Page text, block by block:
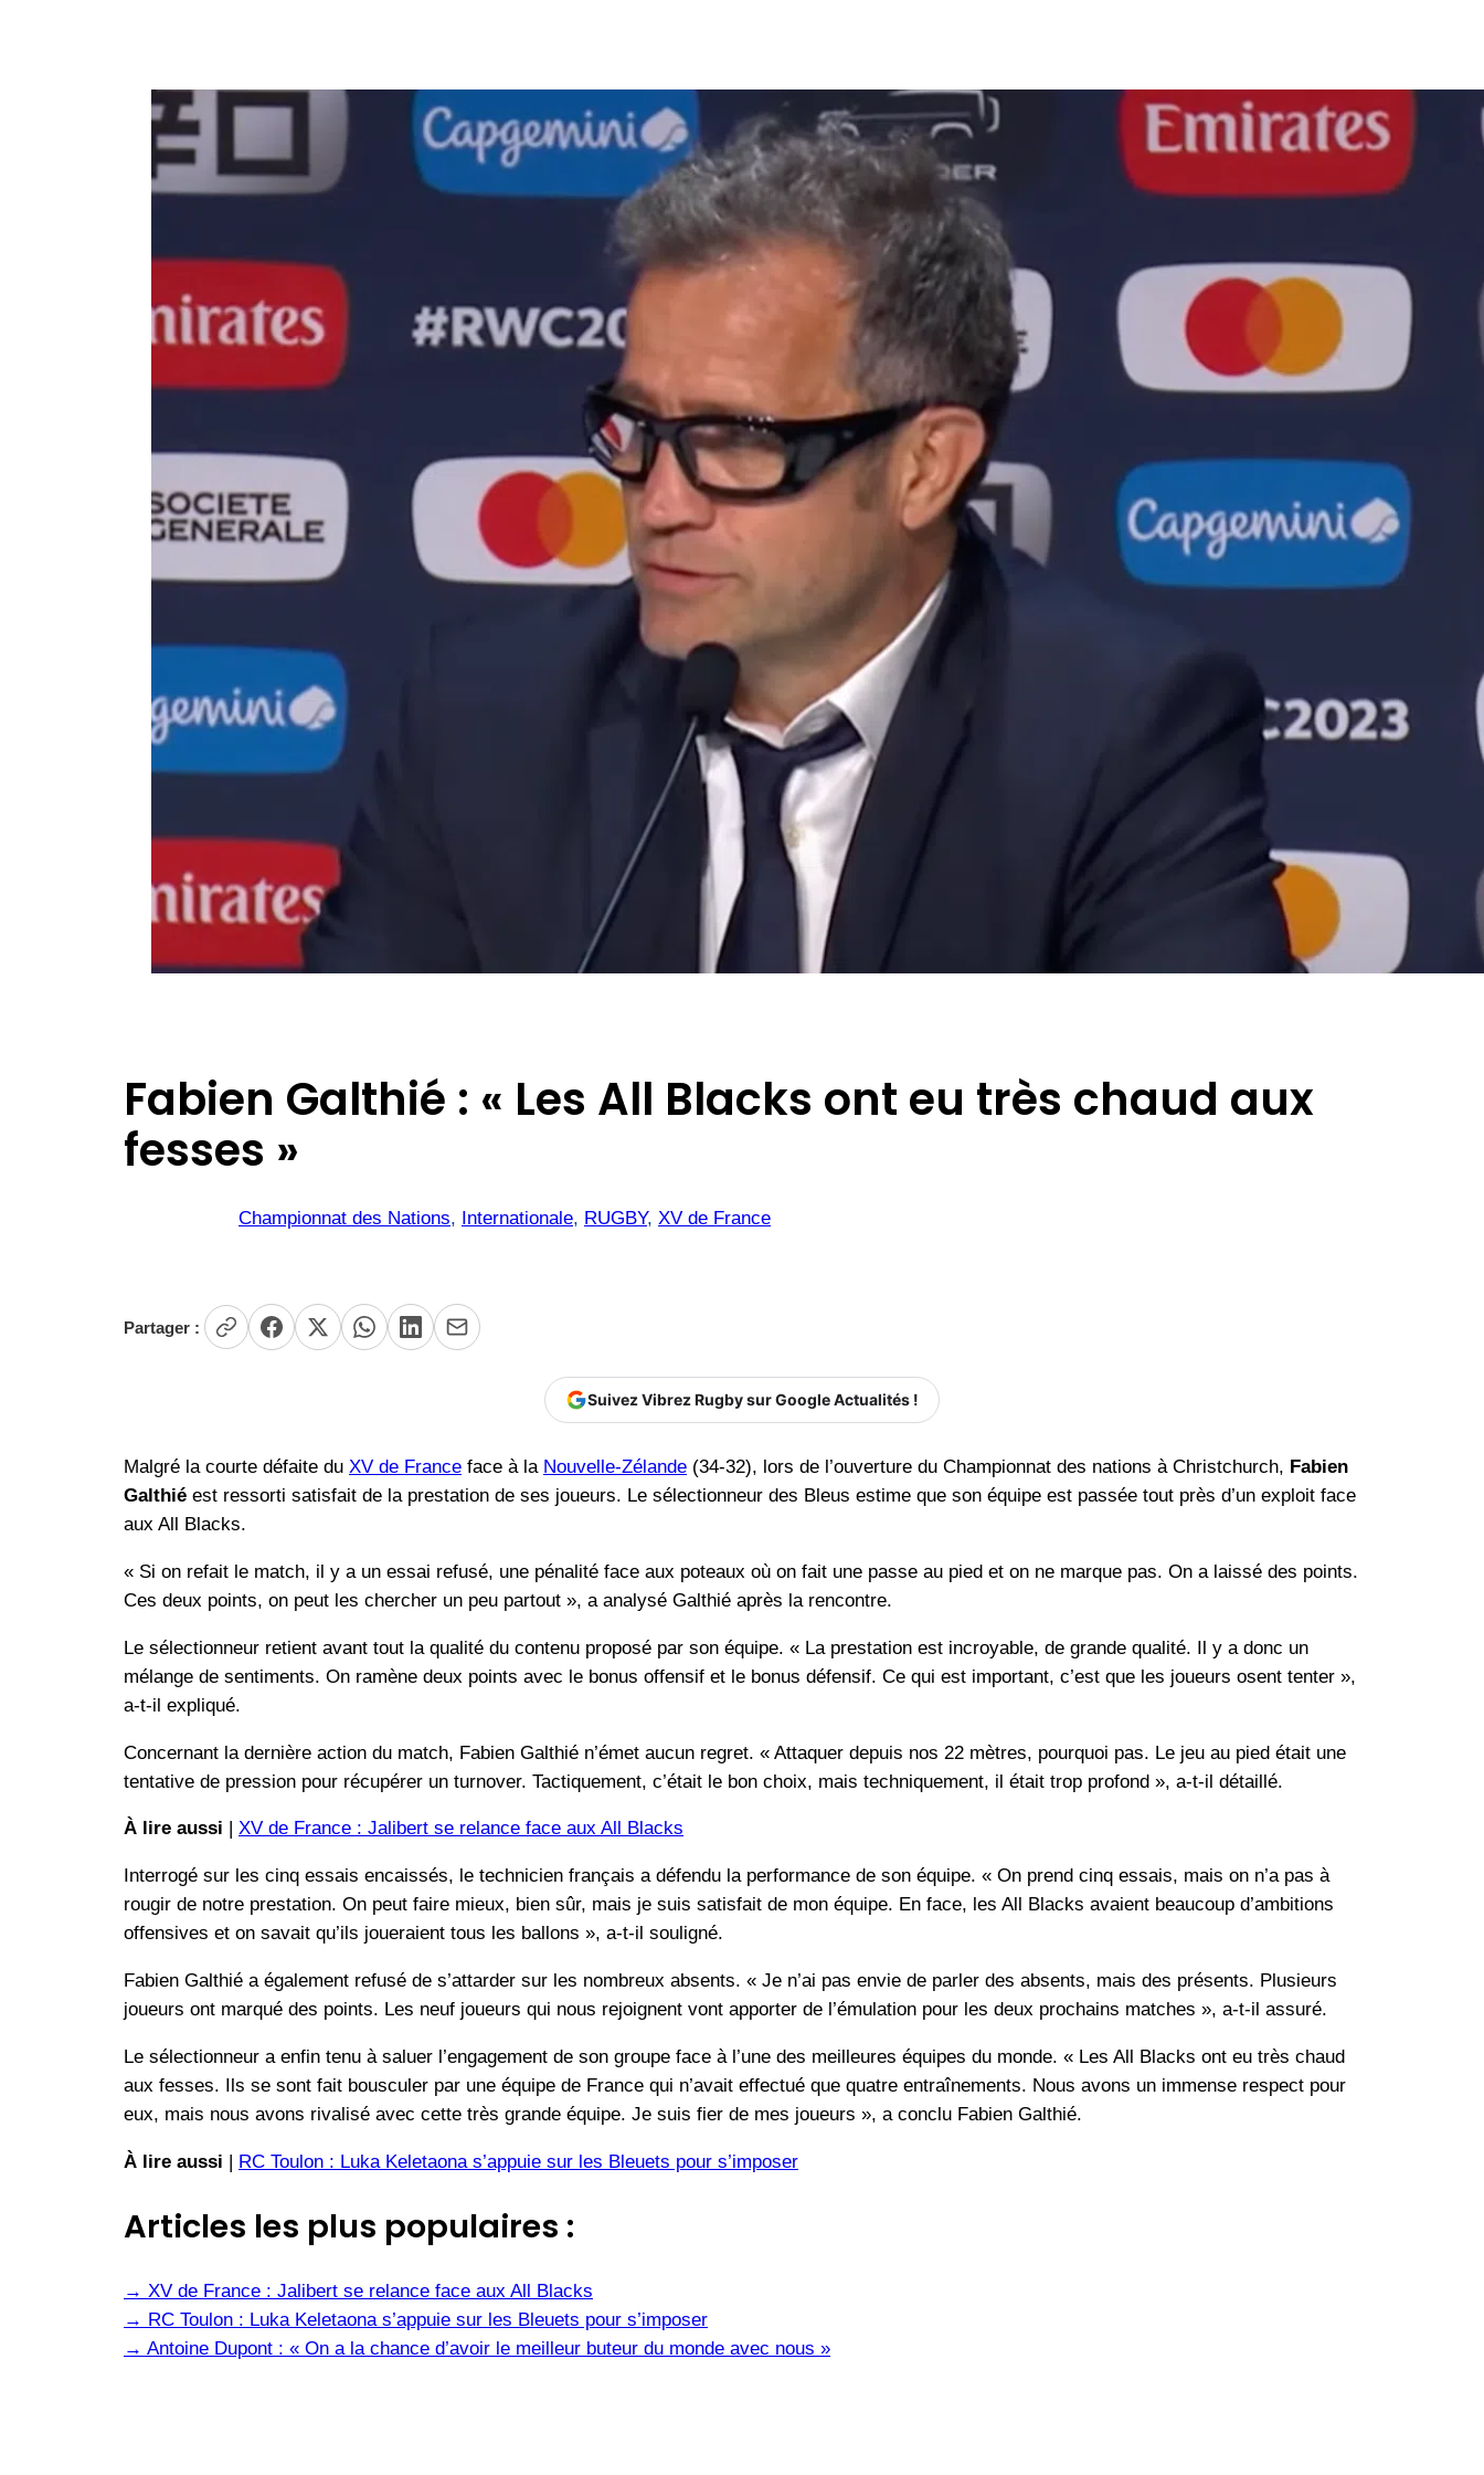
Fabien Galthié : « Les All Blacks ont eu très chaud aux
fesses »
Championnat des Nations, Internationale, RUGBY, XV de France
Partager :
Suivez Vibrez Rugby sur Google Actualités !
Malgré la courte défaite du XV de France face à la Nouvelle-Zélande (34-32), lors de l’ouverture du Championnat des nations à Christchurch, Fabien
Galthié est ressorti satisfait de la prestation de ses joueurs. Le sélectionneur des Bleus estime que son équipe est passée tout près d’un exploit face
aux All Blacks.
« Si on refait le match, il y a un essai refusé, une pénalité face aux poteaux où on fait une passe au pied et on ne marque pas. On a laissé des points.
Ces deux points, on peut les chercher un peu partout », a analysé Galthié après la rencontre.
Le sélectionneur retient avant tout la qualité du contenu proposé par son équipe. « La prestation est incroyable, de grande qualité. Il y a donc un
mélange de sentiments. On ramène deux points avec le bonus offensif et le bonus défensif. Ce qui est important, c’est que les joueurs osent tenter »,
a-t-il expliqué.
Concernant la dernière action du match, Fabien Galthié n’émet aucun regret. « Attaquer depuis nos 22 mètres, pourquoi pas. Le jeu au pied était une
tentative de pression pour récupérer un turnover. Tactiquement, c’était le bon choix, mais techniquement, il était trop profond », a-t-il détaillé.
À lire aussi XV de France : Jalibert se relance face aux All Blacks
Interrogé sur les cinq essais encaissés, le technicien français a défendu la performance de son équipe. « On prend cinq essais, mais on n’a pas à
rougir de notre prestation. On peut faire mieux, bien sûr, mais je suis satisfait de mon équipe. En face, les All Blacks avaient beaucoup d’ambitions
offensives et on savait qu’ils joueraient tous les ballons », a-t-il souligné.
Fabien Galthié a également refusé de s’attarder sur les nombreux absents. « Je n’ai pas envie de parler des absents, mais des présents. Plusieurs
joueurs ont marqué des points. Les neuf joueurs qui nous rejoignent vont apporter de l’émulation pour les deux prochains matches », a-t-il assuré.
Le sélectionneur a enfin tenu à saluer l’engagement de son groupe face à l’une des meilleures équipes du monde. « Les All Blacks ont eu très chaud
aux fesses. Ils se sont fait bousculer par une équipe de France qui n’avait effectué que quatre entraînements. Nous avons un immense respect pour
eux, mais nous avons rivalisé avec cette très grande équipe. Je suis fier de mes joueurs », a conclu Fabien Galthié.
À lire aussi | RC Toulon : Luka Keletaona s’appuie sur les Bleuets pour s’imposer
Articles les plus populaires :
→ XV de France : Jalibert se relance face aux All Blacks
→ RC Toulon : Luka Keletaona s’appuie sur les Bleuets pour s’imposer
→ Antoine Dupont : « On a la chance d’avoir le meilleur buteur du monde avec nous »